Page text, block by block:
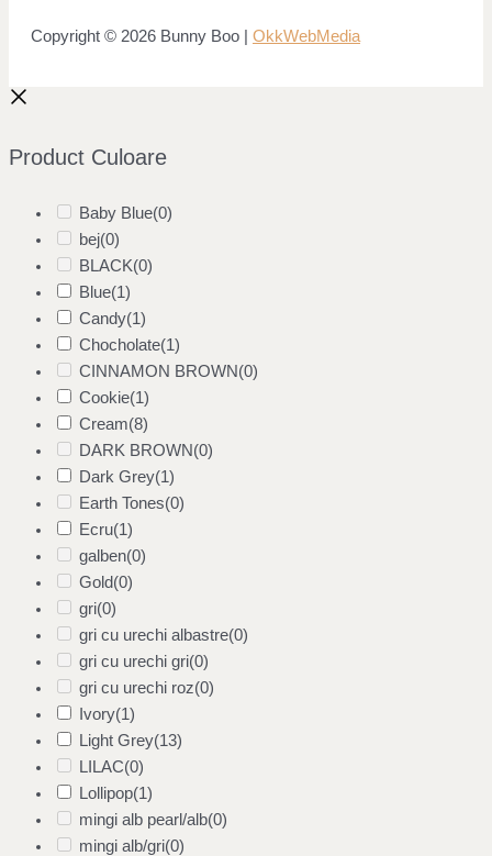
Copyright © 2026 Bunny Boo | OkkWebMedia
Product Culoare
Baby Blue(0)
bej(0)
BLACK(0)
Blue(1)
Candy(1)
Chocholate(1)
CINNAMON BROWN(0)
Cookie(1)
Cream(8)
DARK BROWN(0)
Dark Grey(1)
Earth Tones(0)
Ecru(1)
galben(0)
Gold(0)
gri(0)
gri cu urechi albastre(0)
gri cu urechi gri(0)
gri cu urechi roz(0)
Ivory(1)
Light Grey(13)
LILAC(0)
Lollipop(1)
mingi alb pearl/alb(0)
mingi alb/gri(0)